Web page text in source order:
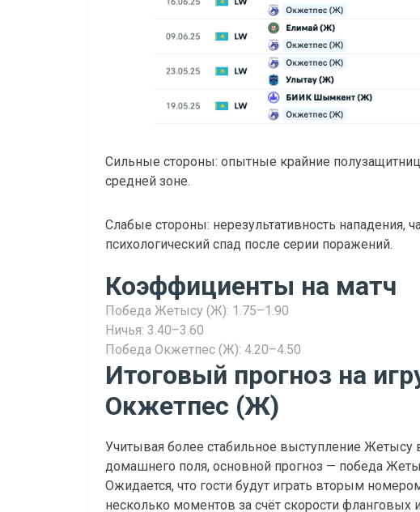
Сильные стороны: опытные крайние
средней зоне.
Слабые стороны: нерезультативность нападения,
психологический спад после серии поражений.
Коэффициенты на матч
Победа Жетысу (Ж): 1.75–1.90
Ничья: 3.40–3.60
Победа Окжетпес (Ж): 4.20–4.50
Итоговый прогноз на
Окжетпес (Ж)
Учитывая более стабильное выступление
домашнего поля, основной прогноз — победа
Ожидается, что гости будут играть вторым
несколько моментов за счёт скорости фланговых